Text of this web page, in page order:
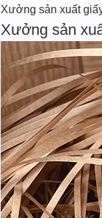
Xưởng sản xuất
Xưởng sản